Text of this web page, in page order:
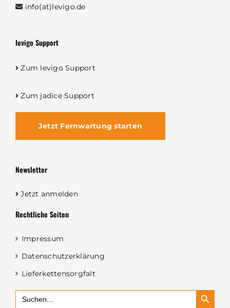
info(at)levigo.de
levigo Support
Zum levigo Support
Zum jadice Support
Jetzt Fernwartung starten
Newsletter
Jetzt anmelden
Rechtliche Seiten
Impressum
Datenschutzerklärung
Lieferkettensorgfalt
Search
for:
Search Button